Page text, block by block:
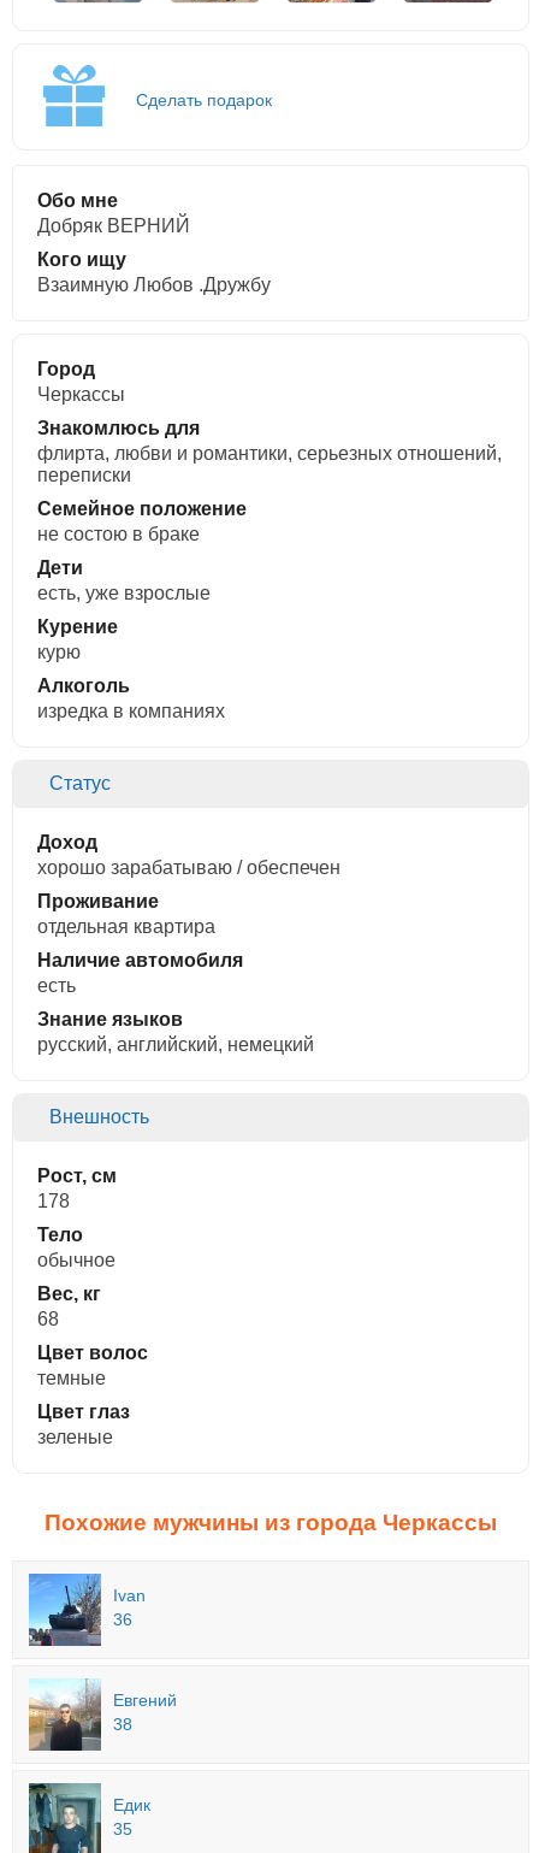
Сделать подарок
Обо мне
Добряк ВЕРНИЙ
Кого ищу
Взаимную Любов .Дружбу
Город
Черкассы
Знакомлюсь для
флирта, любви и романтики, cерьезных отношений,
переписки
Семейное положение
не состою в браке
Дети
есть, уже взрослые
Курение
курю
Алкоголь
изредка в компаниях
Статус
Доход
хорошо зарабатываю / обеспечен
Проживание
отдельная квартира
Наличие автомобиля
есть
Знание языков
русский, английский, немецкий
Внешность
Рост, см
178
Тело
обычное
Вес, кг
68
Цвет волос
темные
Цвет глаз
зеленые
Похожие мужчины из города Черкассы
Ivan
36
Евгений
38
Едик
35